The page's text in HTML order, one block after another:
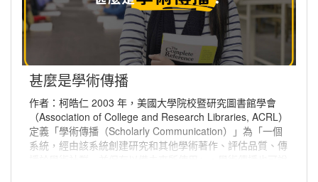
甚麼是學術傳播
作者：柯皓仁 2003 年，美國大學院校暨研究圖書館學會
（Association of College and Research Libraries, ACRL）
定義「學術傳播（Scholarly Communication）」為「一個
系統，經由該系統創建研究和其他學術著作、評估品質、傳